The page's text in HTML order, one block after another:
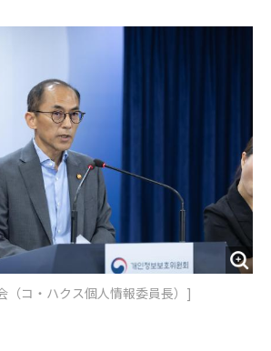
o
i
（コ・ハクス個人情報委員長）]